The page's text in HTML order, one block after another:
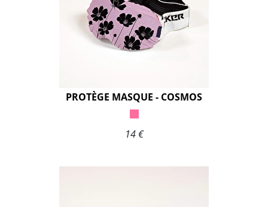
PROTÈGE MASQUE - COSMOS
14 €